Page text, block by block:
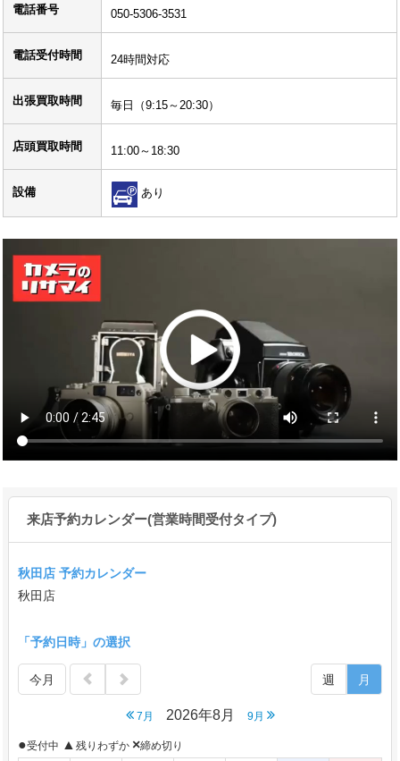
電話番号 050-5306-3531
電話受付時間 24時間対応
出張買取時間 毎日（9:15～20:30）
店頭買取時間 11:00～18:30
設備 あり